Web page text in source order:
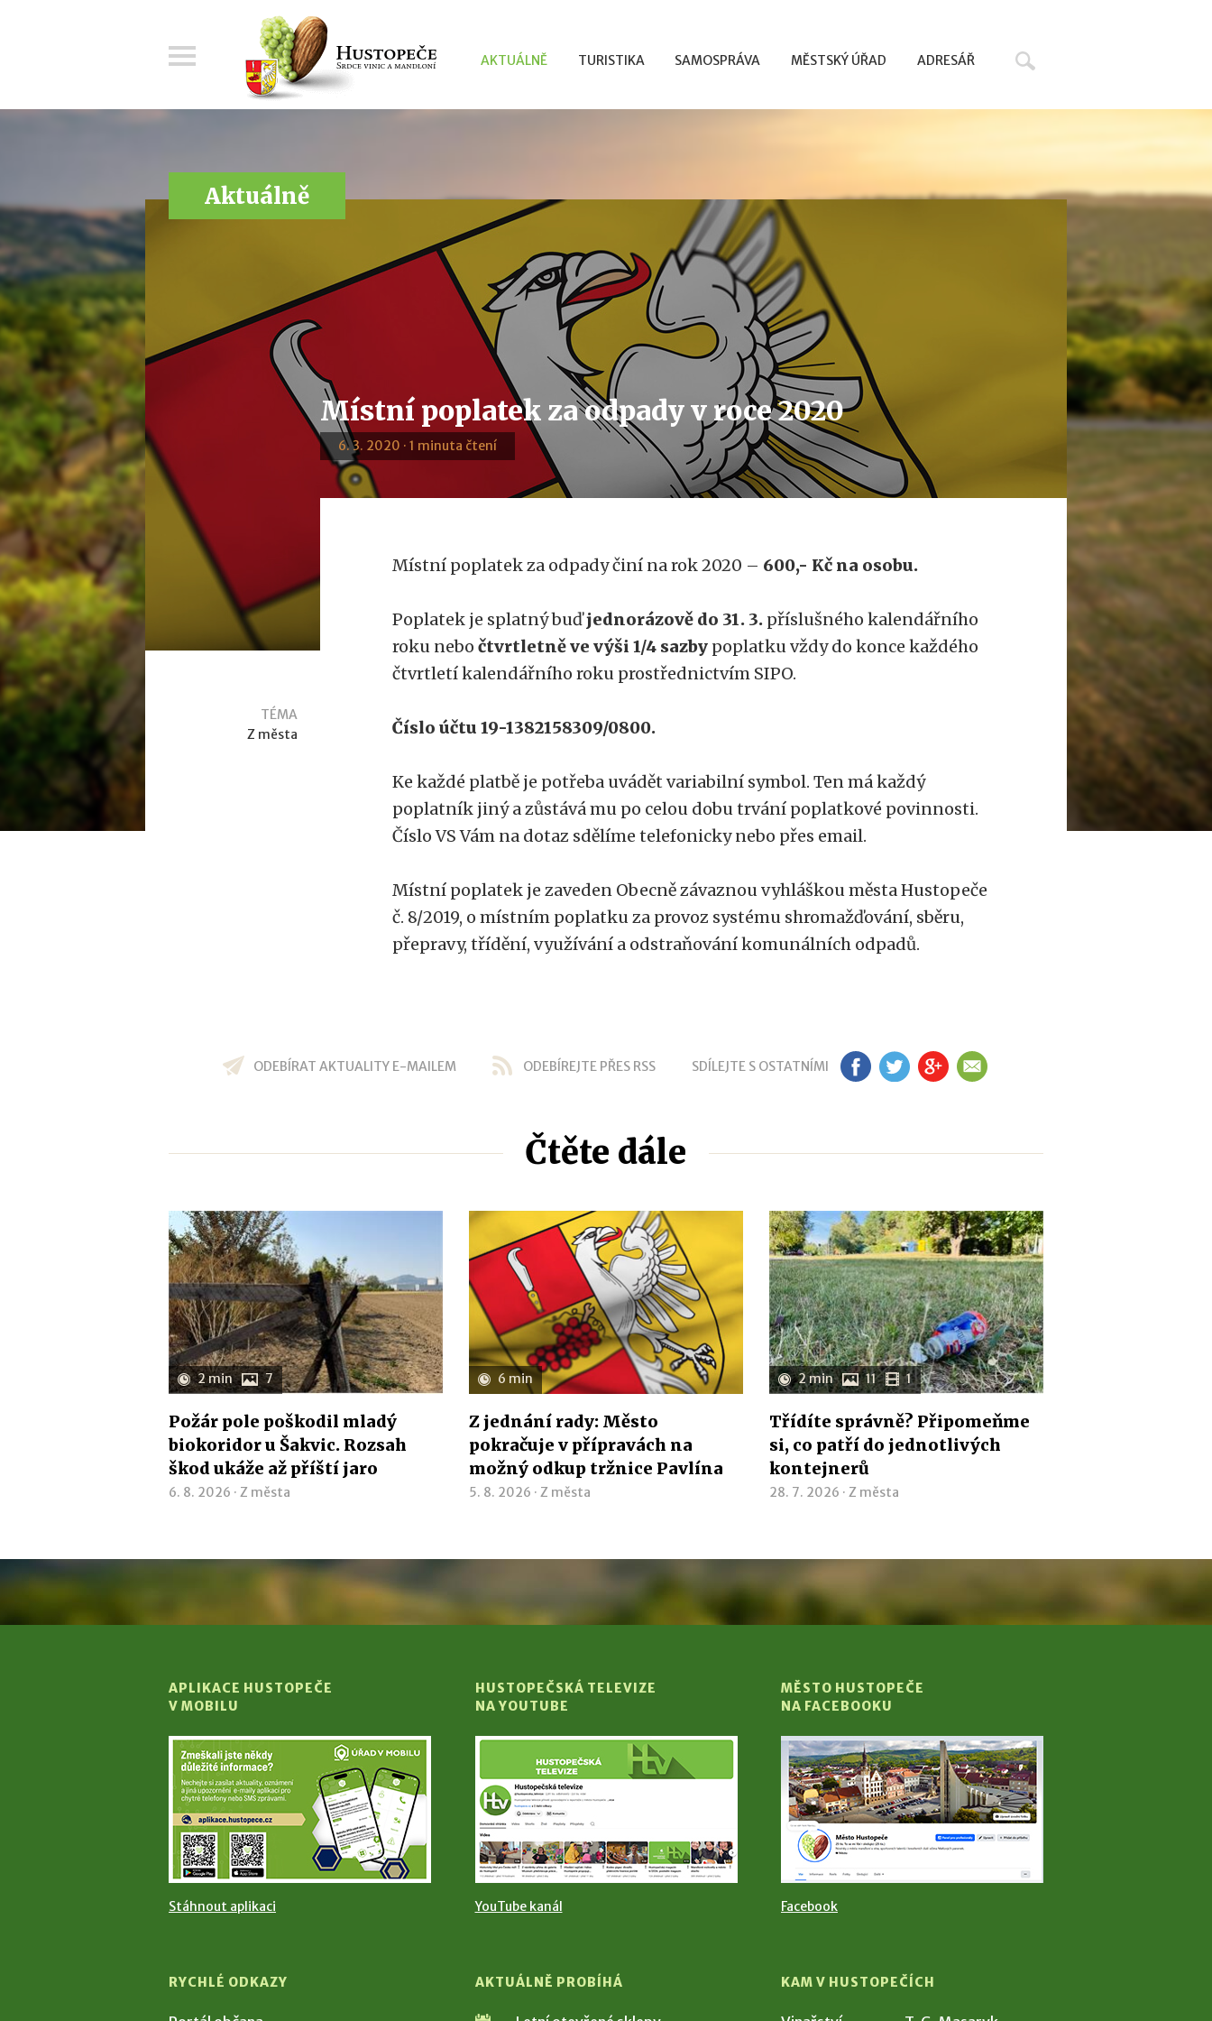
AKTUÁLNĚ TURISTIKA SAMOSPRÁVA MĚSTSKÝ ÚŘAD ADRESÁŘ
Aktuálně
Místní poplatek za odpady v roce 2020
6. 3. 2020 · 1 minuta čtení
TÉMA
Z města
Místní poplatek za odpady činí na rok 2020 – 600,- Kč na osobu.
Poplatek je splatný buďjednorázově do 31. 3. příslušného kalendářního
roku nebo čtvrtletně ve výši 1/4 sazby poplatku vždy do konce každého
čtvrtletí kalendářního roku prostřednictvím SIPO.
Číslo účtu 19-1382158309/0800.
Ke každé platbě je potřeba uvádět variabilní symbol. Ten má každý
poplatník jiný a zůstává mu po celou dobu trvání poplatkové povinnosti.
Číslo VS Vám na dotaz sdělíme telefonicky nebo přes email.
Místní poplatek je zaveden Obecně závaznou vyhláškou města Hustopeče
č. 8/2019, o místním poplatku za provoz systému shromažďování, sběru,
přepravy, třídění, využívání a odstraňování komunálních odpadů.
ODEBÍRAT AKTUALITY E-MAILEM ODEBÍREJTE PŘES RSS SDÍLEJTE S OSTATNÍMI FB TW GP EM
Čtěte dále
2 min 7
Požár pole poškodil mladý
biokoridor u Šakvic. Rozsah
škod ukáže až příští jaro
6. 8. 2026 · Z města
6 min
Z jednání rady: Město
pokračuje v přípravách na
možný odkup tržnice Pavlína
5. 8. 2026 ·Z města
2 min 11 1
Třídíte správně? Připomeňme
si, co patří do jednotlivých
kontejnerů
28. 7. 2026 ·Z města
APLIKACE HUSTOPEČE
V MOBILU
Stáhnout aplikaci
HUSTOPEČSKÁ TELEVIZE
NA YOUTUBE
YouTube kanál
MĚSTO HUSTOPEČE
NA FACEBOOKU
Facebook
RYCHLÉ ODKAZY AKTUÁLNĚ PROBÍHÁ KAM V HUSTOPEČÍCH